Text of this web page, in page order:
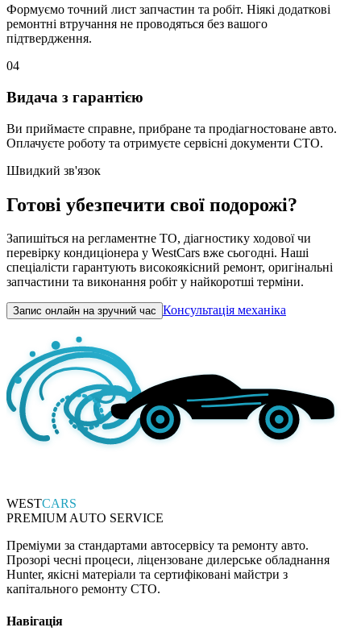
Формуємо точний лист запчастин та робіт. Ніякі додаткові
ремонтні втручання не проводяться без вашого
підтвердження.
04
Видача з гарантією
Ви приймаєте справне, прибране та продіагностоване авто.
Оплачуєте роботу та отримуєте сервісні документи СТО.
Швидкий зв'язок
Готові убезпечити свої подорожі?
Запишіться на регламентне ТО, діагностику ходової чи
перевірку кондиціонера у WestCars вже сьогодні. Наші
спеціалісти гарантують високоякісний ремонт, оригінальні
запчастини та виконання робіт у найкоротші терміни.
Запис онлайн на зручний час Консультація механіка
WESTCARS
PREMIUM AUTO SERVICE
Преміуми за стандартами автосервісу та ремонту авто.
Прозорі чесні процеси, ліцензоване дилерське обладнання
Hunter, якісні матеріали та сертифіковані майстри з
капітального ремонту СТО.
Навігація